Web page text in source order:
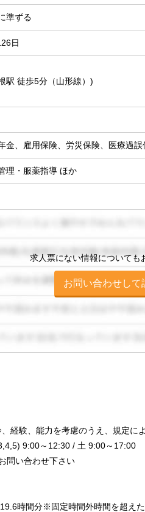
準ずる
日
駅 徒歩5分（山形線）)
金、雇用保険、労災保険、医療過誤
理・服薬指導 ほか
求人票にない情報についても
お問い合わせして
経験、能力を考慮のうえ、規定に
9:00～12:30 / 土 9:00～17:00
問い合わせ下さい
時間分※固定時間外時間を超え